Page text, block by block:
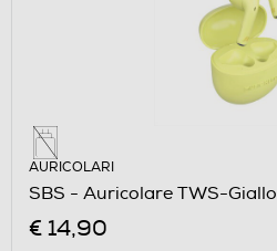
AURICOLARI
SBS - Auricolare TWS-Giallo
€ 14,90